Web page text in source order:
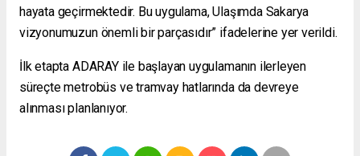
hayata geçirmektedir. Bu uygulama, Ulaşımda Sakarya
vizyonumuzun önemli bir parçasıdır” ifadelerine yer verildi.
İlk etapta ADARAY ile başlayan uygulamanın ilerleyen
süreçte metrobüs ve tramvay hatlarında da devreye
alınması planlanıyor.